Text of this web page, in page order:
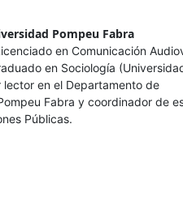
Pompeu Fabra
en Comunicación
en Sociología
en el Departamento de
Fabra y coordinador de
Públicas.